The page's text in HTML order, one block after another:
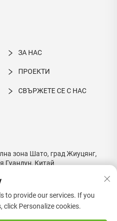
ЗА НАС
ПРОЕКТИ
СВЪРЖЕТЕ СЕ С НАС
зона Шато, град Жиуцянг,
Гуандун, Китай
to provide our services. If you
click Personalize cookies.